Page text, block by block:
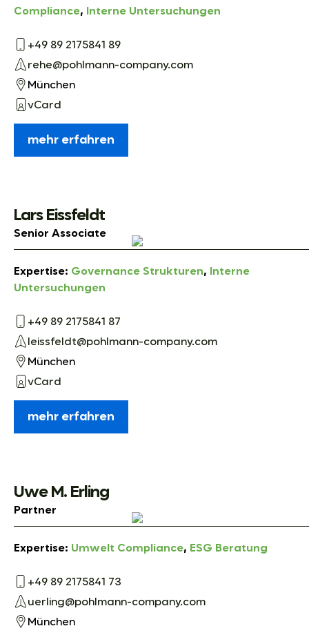
Compliance, Interne Untersuchungen
+49 89 2175841 89
rehe@pohlmann-company.com
München
vCard
mehr erfahren
Lars Eissfeldt
Senior Associate
Expertise: Governance Strukturen,
Interne
Untersuchungen
+49 89 2175841 87
leissfeldt@pohlmann-company.com
München
vCard
mehr erfahren
Uwe M. Erling
Partner
Expertise: Umwelt Compliance, ESG Beratung
+49 89 2175841 73
uerling@pohlmann-company.com
München